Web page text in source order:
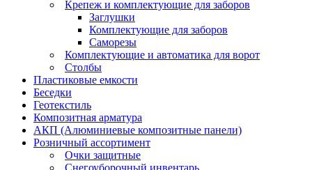
Крепеж и комплектующие для заборов
Заглушки
Комплектующие для заборов
Саморезы
Комплектующие и автоматика для ворот
Столбы
Пластиковые емкости
Беседки
Геотекстиль
Композитная арматура
АКП (Алюминиевые композитные панели)
Розничный ассортимент
Очки защитные
Снегоуборочный инвентарь